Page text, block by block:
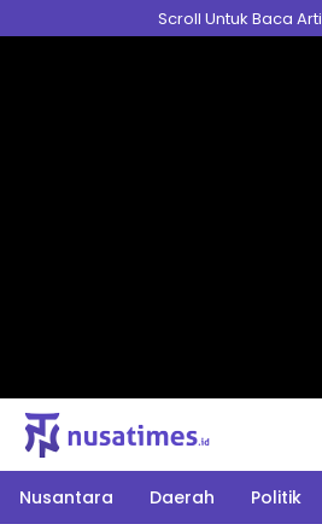
ke
Scroll Untuk Baca
Nusantara Daerah Politik